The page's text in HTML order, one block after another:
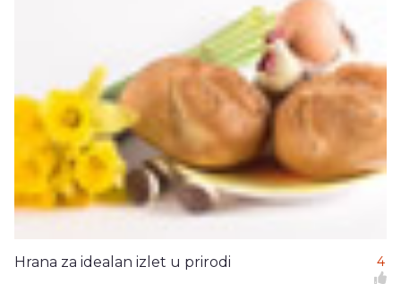
Hrana za idealan izlet u prirodi 4